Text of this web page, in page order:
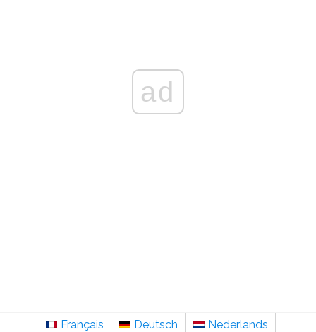
ad
Français Deutsch Nederlands